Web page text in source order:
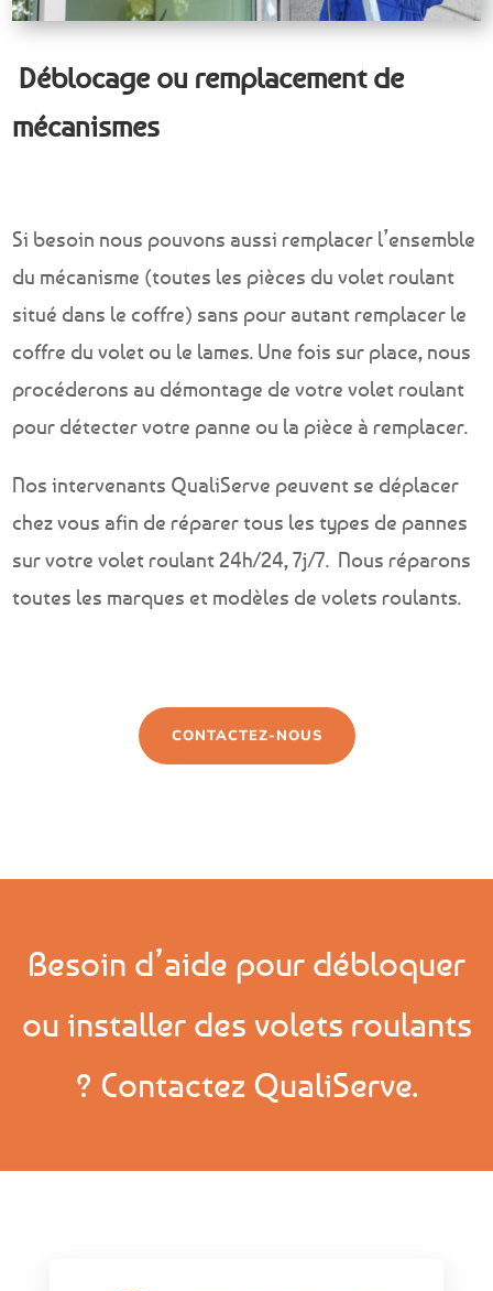
Déblocage ou remplacement de
mécanismes
Si besoin nous pouvons aussi remplacer l’ensemble
du mécanisme (toutes les pièces du volet roulant
situé dans le coffre) sans pour autant remplacer le
coffre du volet ou le lames. Une fois sur place, nous
procéderons au démontage de votre volet roulant
pour détecter votre panne ou la pièce à remplacer.
Nos intervenants QualiServe peuvent se déplacer
chez vous afin de réparer tous les types de pannes
sur votre volet roulant 24h/24, 7j/7. Nous réparons
toutes les marques et modèles de volets roulants.
CONTACTEZ-NOUS
Besoin d’aide pour débloquer
ou installer des volets roulants
? Contactez QualiServe.